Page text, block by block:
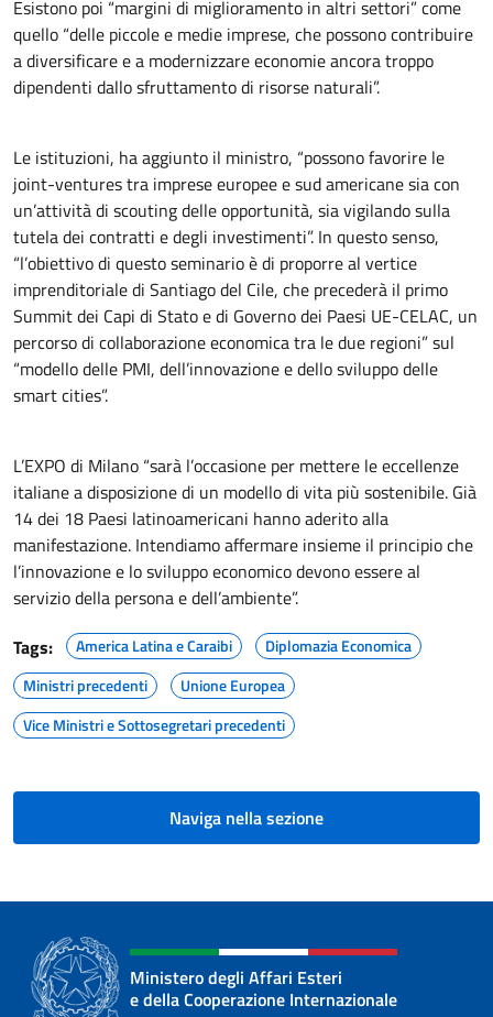
Esistono poi “margini di miglioramento in altri settori” come
quello “delle piccole e medie imprese, che possono contribuire
a diversificare e a modernizzare economie ancora troppo
dipendenti dallo sfruttamento di risorse naturali”.
Le istituzioni, ha aggiunto il ministro, “possono favorire le
joint-ventures tra imprese europee e sud americane sia con
un’attività di scouting delle opportunità, sia vigilando sulla
tutela dei contratti e degli investimenti”. In questo senso,
“l’obiettivo di questo seminario è di proporre al vertice
imprenditoriale di Santiago del Cile, che precederà il primo
Summit dei Capi di Stato e di Governo dei Paesi UE-CELAC, un
percorso di collaborazione economica tra le due regioni” sul
“modello delle PMI, dell’innovazione e dello sviluppo delle
smart cities”.
L’EXPO di Milano “sarà l’occasione per mettere le eccellenze
italiane a disposizione di un modello di vita più sostenibile. Già
14 dei 18 Paesi latinoamericani hanno aderito alla
manifestazione. Intendiamo affermare insieme il principio che
l’innovazione e lo sviluppo economico devono essere al
servizio della persona e dell’ambiente”.
Tags:
America Latina e Caraibi
Diplomazia Economica
Ministri precedenti
Unione Europea
Vice Ministri e Sottosegretari precedenti
Naviga nella sezione
Ministero degli Affari Esteri
e della Cooperazione Internazionale